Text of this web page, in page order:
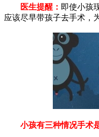
医生提醒： 即使小孩
应该尽早带孩子去手术，
小孩有三种情况手术